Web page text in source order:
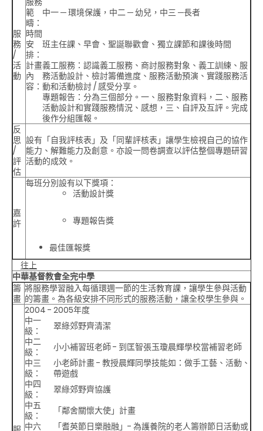
服
務
/
活
動
範
疇：
中一 ─ 環境保護，中二 ─ 幼兒，中三 ─長者
時間
安
排：
班主任課、早會、聖誕聯歡會、獨立課節和課後時間
計畫
內
容：
義工服務 ：認識義工服務、商討服務對象、義工訓練、服
務活動設計、檢討籌備進度、服務活動預演、實踐服務活
動和活動檢討 / 感受分享。
專題報告 ：分為三個部分。一、服務對象資料，二、服務
活動設計和實踐服務情況、感想，三、自評及互評。完成
後作分組匯報。
反
思
/
評
估
設有「自我評核表」及「同輩評核表」讓學生檢視自己的協作
能力、解難能力及創意。亦設一問卷調查以評估整個專題研習
活動的成效。
嘉
許
每班分別設有以下獎項：
活動設計獎
專題報告獎
最佳匯報獎
往上
中華基督教會全完中學
籌
畫
將服務學習融入每循環週一節的生活教育課，讓學生參與活動
的籌畫。為各級安排不同形式的服務活動，讓全校學生參與。
2004 - 2005年度
中一
級：
翠綠郊野齊清潔
中二
級：
小小補習班老師 - 到匡智張玉瓊晨輝學校當補習老師
中三
級：
小老師計畫 - 教授晨輝同學技能如：做手工藝、活動、
帶遊戲
中四
級：
翠綠郊野齊協護
中五
級：
「鄰舍關懷大使」計畫
中六
「耆英節日樂融融」- 為護養院的老人籌辦節日活動或